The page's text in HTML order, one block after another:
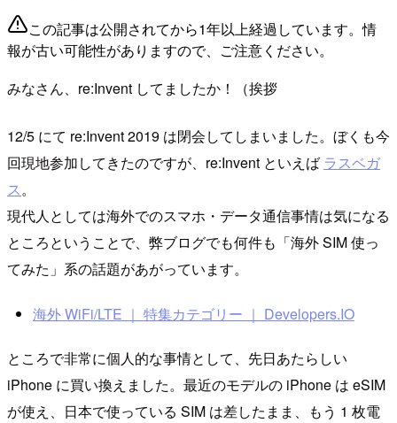
この記事は公開されてから1年以上経過しています。情
報が古い可能性がありますので、ご注意ください。
みなさん、re:Invent してましたか！（挨拶
12/5 にて re:Invent 2019 は閉会してしまいました。ぼくも今
回現地参加してきたのですが、re:Invent といえば ラスベガ
ス 。
現代人としては海外でのスマホ・データ通信事情は気になる
ところということで、弊ブログでも何件も「海外 SIM 使っ
てみた」系の話題があがっています。
海外 WiFi/LTE ｜ 特集カテゴリー ｜ Developers.IO
ところで非常に個人的な事情として、先日あたらしい
iPhone に買い換えました。最近のモデルの iPhone は eSIM
が使え、日本で使っている SIM は差したまま、もう 1 枚電